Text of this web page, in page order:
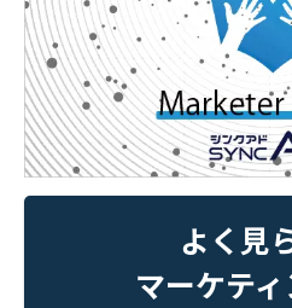
よく見
マーケテ